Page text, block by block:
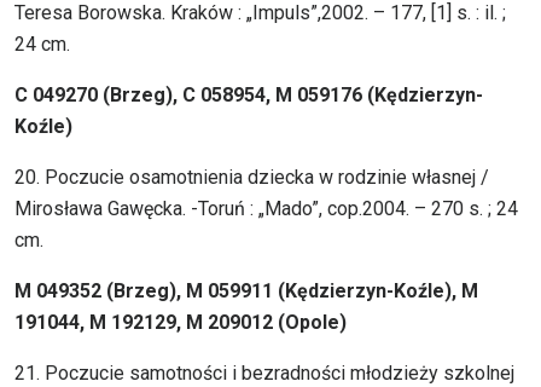
Teresa Borowska. Kraków : „Impuls”,2002. – 177, [1] s. : il. ;
24 cm.
C 049270 (Brzeg), C 058954, M 059176 (Kędzierzyn-
Koźle)
20. Poczucie osamotnienia dziecka w rodzinie własnej /
Mirosława Gawęcka. -Toruń : „Mado”, cop.2004. – 270 s. ; 24
cm.
M 049352 (Brzeg), M 059911 (Kędzierzyn-Koźle), M
191044, M 192129, M 209012 (Opole)
21. Poczucie samotności i bezradności młodzieży szkolnej